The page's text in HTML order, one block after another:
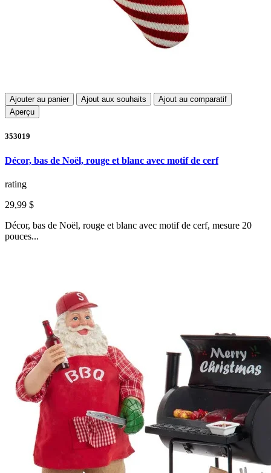
Ajouter au panier Ajout aux souhaits
Ajout au comparatif
Aperçu
353019
Décor, bas de Noël, rouge et blanc avec motif de cerf
rating
29,99 $
Décor, bas de Noël, rouge et blanc avec motif de cerf, mesure 20
pouces...